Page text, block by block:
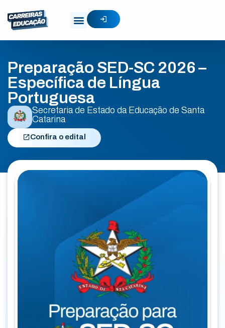
Preparação SED-SC 2026 –
Específica de Língua
Portuguesa
Secretaria de Estado da Educação de Santa
Catarina
Confira o edital